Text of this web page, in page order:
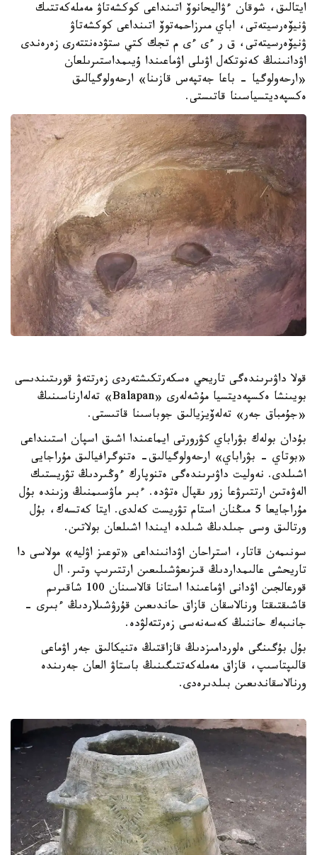
ايتالىق، شوقان ءۋاليحانوۆ اتىنداعى كوكشەتاۋ مەملەكەتتىك
ۋنيۆەرسيتەتى، اباي مىرزاحمەتوۆ اتىنداعى كوكشەتاۋ
ۋنيۆەرسيتەتى، ق ر ءى ءى م تجك كتي ستۋدەنتتەرى زەرەندى
اۋدانىنىڭ كەنوتكەل اۋىلى اۋماعىندا ۇيىمداستىرىلعان
«ارحەولوگيا - باعا جەتپەس قازىنا» ارحەولوگيالىق
ەكسپەديتسياسىنا قاتىستى.
قولا داۋىرىندەگى تاريحي ەسكەرتكىشتەردى زەرتتەۋ قورىتىندىسى
بويىنشا ەكسپەديتسيا مۇشەلەرى «Balapan» تەلەارناسىنىڭ
«جۇمباق جەر» تەلەۆيزيالىق جوباسىنا قاتىستى.
بۇدان بولەك بۋراباي كۋرورتى ايماعىندا اشىق اسپان استىنداعى
«بوتاي - بۋراباي» ارحەولوگيالىق- ەتنوگرافيالىق مۇراجايى
اشىلدى. نەوليت داۋىرىندەگى ەتنوپارك ءوڭىردىڭ تۋريستىك
الەۋەتىن ارتتىرۋعا زور ىقپال ەتۋدە. ءبىر ماۋسىمنىڭ وزىندە بۇل
مۇراجايعا 5 مىڭنان استام تۋريست كەلدى. ايتا كەتسەك، بۇل
ورتالىق وسى جىلدىڭ شىلدە ايىندا اشىلعان بولاتىن.
سونىمەن قاتار، استراحان اۋدانىنداعى «توعىز اۋليە» مولاسى دا
تاريحشى عالىمداردىڭ قىزىعۋشىلىعىن ارتتىرىپ وتىر. ال
قورعالجىن اۋدانى اۋماعىندا استانا قالاسىنان 100 شاقىرىم
قاشىقتىقتا ورنالاسقان قازاق حاندىعىن قۇرۋشىلاردىڭ ءبىرى -
جانىبەك حاننىڭ كەسەنەسى زەرتتەلۋدە.
بۇل بۇگىنگى ەلوردامىزدىڭ قازاقتىڭ ەتنيكالىق جەر اۋماعى
قالىپتاسىپ، قازاق مەملەكەتتىگىنىڭ باستاۋ العان جەرىندە
ورنالاسقاندىعىن بىلدىرەدى.